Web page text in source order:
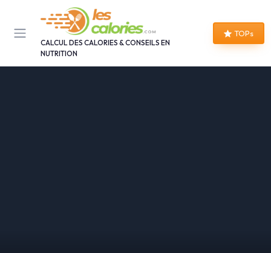
CALCUL DES CALORIES & CONSEILS EN
NUTRITION
TOPs
Panneau de gestion des cookies